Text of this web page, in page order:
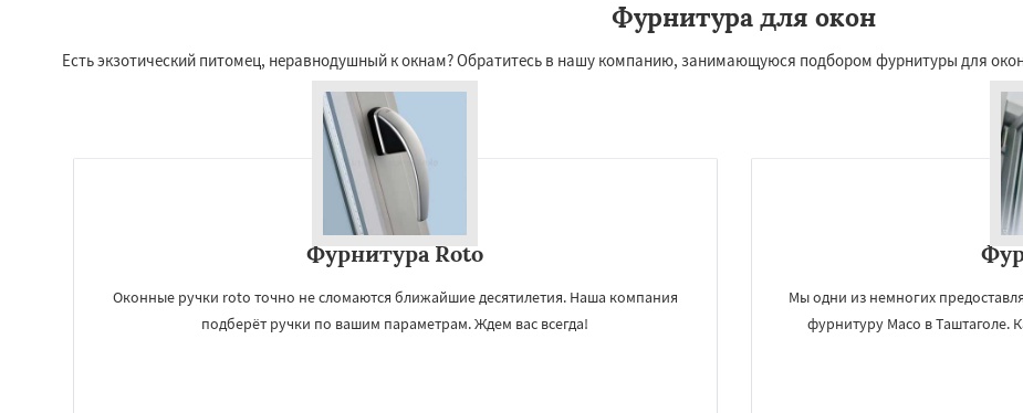
Фурнитура для окон
Есть экзотический питомец, неравнодушный к окнам? Обратитесь в нашу компанию, занимающуюся подбором фурнитуры для
Фурнитура Roto
Оконные ручки roto точно не сломаются ближайшие десятилетия. Наша компания
подберёт ручки по вашим параметрам. Ждем вас всегда!
Мы одни из немногих
фурнитуру Maco в Таштаголе.